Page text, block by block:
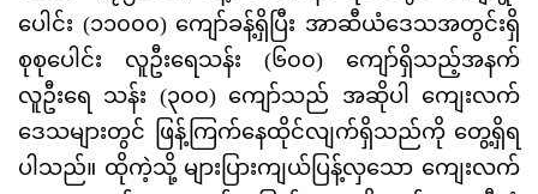
ပေါင်း (၁၁၀၀၀) ကျော်ခန့်ရှိပြီး အာဆီယံဒေသအတွင်းရှိ
စုစုပေါင်း လူဦးရေသန်း (၆၀၀) ကျော်ရှိသည့်အနက်
လူဦးရေ သန်း (၃၀၀) ကျော်သည် အဆိုပါ ကျေးလက်
ဒေသများတွင် ဖြန့်ကြက်နေထိုင်လျက်ရှိသည်ကို တွေ့ရှိရ
ပါသည်။ ထိုကဲ့သို့ များပြားကျယ်ပြန့်လှသော ကျေးလက်